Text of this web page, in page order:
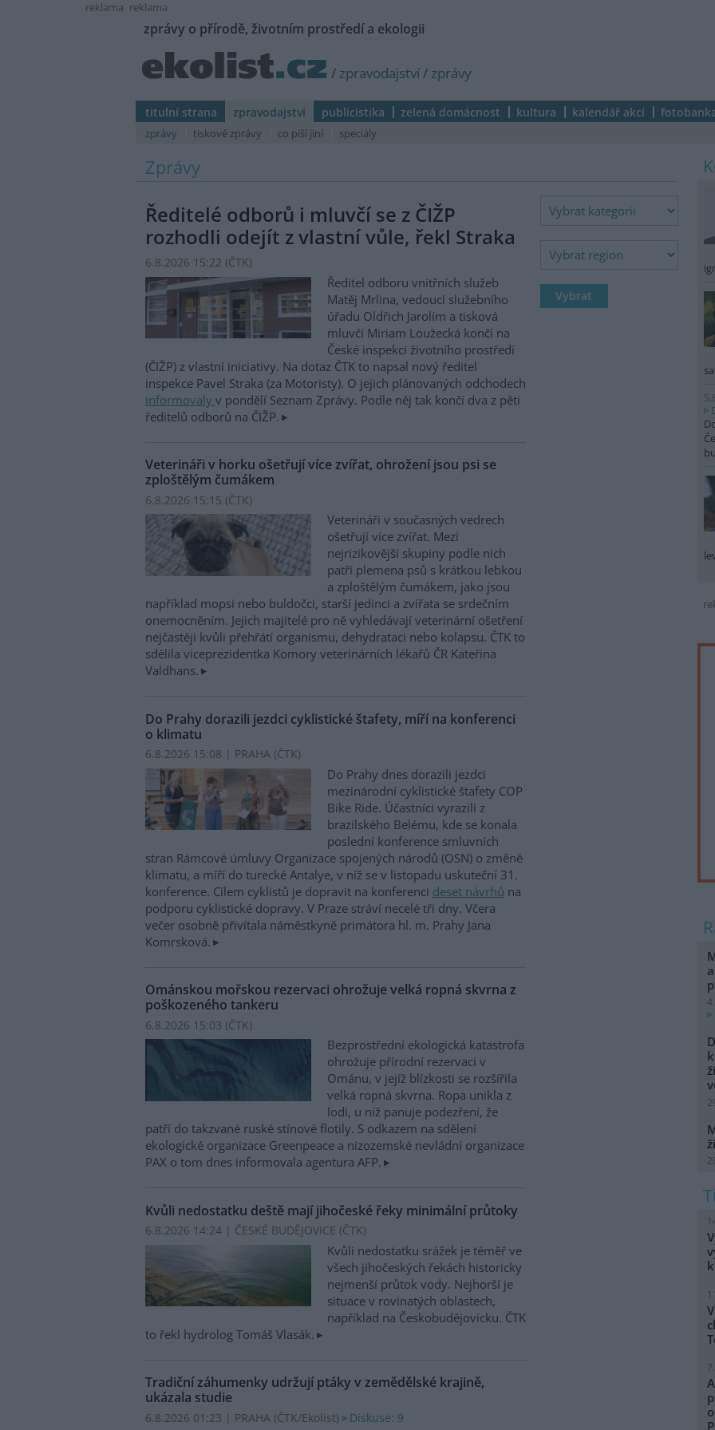
reklama reklama
zprávy o přírodě, životním prostředí a ekologii
/ zpravodajství/ zprávy
titulní strana zpravodajství publicistika zelená domácnost kultura kalendář akcí
zprávy tiskové zprávy co píší jiní speciály
Zprávy
Ředitelé odborů i mluvčí se z ČIŽP
rozhodli odejít z vlastní vůle, řekl Straka
6.8.2026 15:22 (ČTK)
Ředitel odboru vnitřních služeb
Matěj Mrlina, vedoucí služebního
úřadu Oldřich Jarolím a tisková
mluvčí Miriam Loužecká končí na
České inspekci životního prostředí
(ČIŽP) z vlastní iniciativy. Na dotaz ČTK to napsal nový ředitel
inspekce Pavel Straka (za Motoristy). O jejich plánovaných odchodech
informovaly v pondělí Seznam Zprávy. Podle něj tak končí dva z pěti
ředitelů odborů na ČIŽP.
Veterináři v horku ošetřují více zvířat, ohrožení jsou psi se
zploštělým čumákem
6.8.2026 15:15 (ČTK)
Veterináři v současných vedrech
ošetřují více zvířat. Mezi
nejrizikovější skupiny podle nich
patří plemena psů s krátkou lebkou
a zploštělým čumákem, jako jsou
například mopsi nebo buldočci, starší jedinci a zvířata se srdečním
onemocněním. Jejich majitelé pro ně vyhledávají veterinární ošetření
nejčastěji kvůli přehřátí organismu, dehydrataci nebo kolapsu. ČTK to
sdělila viceprezidentka Komory veterinárních lékařů ČR Kateřina
Valdhans.
Do Prahy dorazili jezdci cyklistické štafety, míří na konferenci
o klimatu
6.8.2026 15:08 | PRAHA (ČTK)
Do Prahy dnes dorazili jezdci
mezinárodní cyklistické štafety COP
Bike Ride. Účastníci vyrazili z
brazilského Belému, kde se konala
poslední konference smluvních
stran Rámcové úmluvy Organizace spojených národů (OSN) o změně
klimatu, a míří do turecké Antalye, v níž se v listopadu uskuteční 31.
konference. Cílem cyklistů je dopravit na konferenci deset návrhů na
podporu cyklistické dopravy. V Praze stráví necelé tři dny. Včera
večer osobně přivítala náměstkyně primátora hl. m. Prahy Jana
Komrsková.
Ománskou mořskou rezervaci ohrožuje velká ropná skvrna z
poškozeného tankeru
6.8.2026 15:03 (ČTK)
Bezprostřední ekologická katastrofa
ohrožuje přírodní rezervaci v
Ománu, v jejíž blízkosti se rozšířila
velká ropná skvrna. Ropa unikla z
lodi, u níž panuje podezření, že
patří do takzvané ruské stínové flotily. S odkazem na sdělení
ekologické organizace Greenpeace a nizozemské nevládní organizace
PAX o tom dnes informovala agentura AFP.
Kvůli nedostatku deště mají jihočeské řeky minimální průtoky
6.8.2026 14:24 | ČESKÉ BUDĚJOVICE (ČTK)
Kvůli nedostatku srážek je téměř ve
všech jihočeských řekách historicky
nejmenší průtok vody. Nejhorší je
situace v rovinatých oblastech,
například na Českobudějovicku. ČTK
to řekl hydrolog Tomáš Vlasák.
Tradiční záhumenky udržují ptáky v zemědělské krajině,
ukázala studie
6.8.2026 01:23 | PRAHA (ČTK/Ekolist) Diskuse: 9